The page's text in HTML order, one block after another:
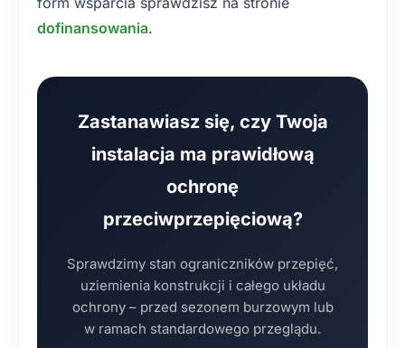
dofinansowania.
Zastanawiasz się, czy Twoja
instalacja ma prawidłową
ochronę
przeciwprzepięciową?
Sprawdzimy stan ograniczników przepięć,
uziemienia konstrukcji i całego układu
ochrony – przed sezonem burzowym lub
w ramach standardowego przeglądu.